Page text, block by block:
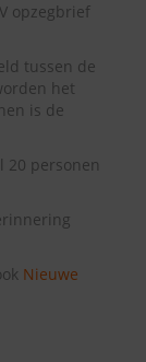
opzegbrief
tussen de
het
is de
20 personen
Nieuwe